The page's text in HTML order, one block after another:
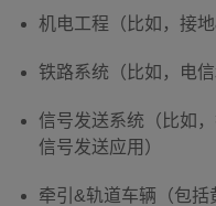
机电工程（比如，接
铁路系统（比如，电信
信号发送系统（比如
信号发送应用）
牵引&轨道车辆（包括